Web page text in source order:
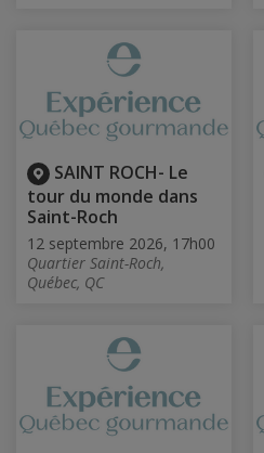
SAINT ROCH- Le
tour du monde dans
Saint-Roch
12 septembre 2026, 17h00
Quartier Saint-Roch,
Québec, QC